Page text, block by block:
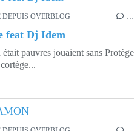
DEPUIS OVERBLOG …
feat Dj Idem
pauvres jouaient sans Protège